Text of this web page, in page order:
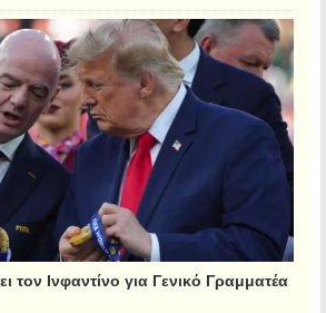
τον Ινφαντίνο για Γενικό Γραμματέα